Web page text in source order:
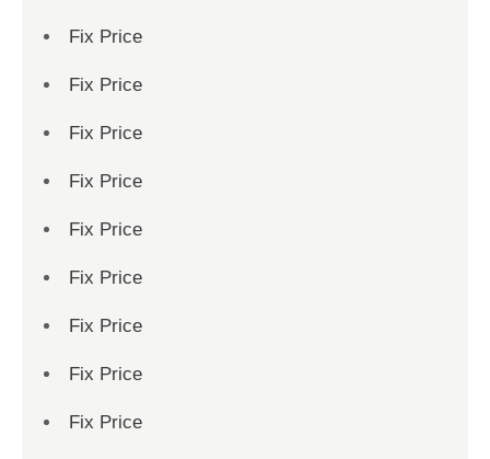
Fix Price
Fix Price
Fix Price
Fix Price
Fix Price
Fix Price
Fix Price
Fix Price
Fix Price